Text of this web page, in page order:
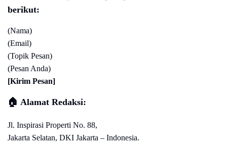
berikut:
(Nama)
(Email)
(Topik Pesan)
(Pesan Anda)
[Kirim Pesan]
🏠 Alamat Redaksi:
Jl. Inspirasi Properti No. 88,
Jakarta Selatan, DKI Jakarta – Indonesia.